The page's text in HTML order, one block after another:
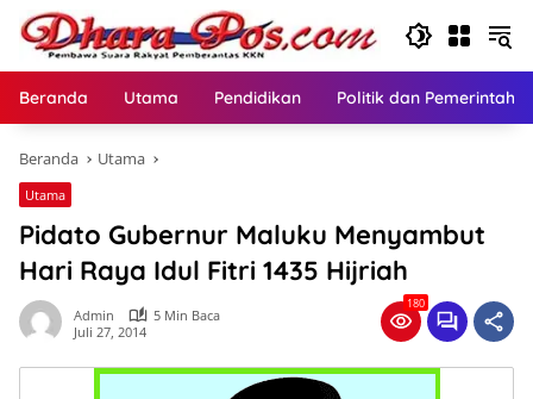
Langsung
konten
Beranda Utama Pendidikan Politik dan
Beranda Utama
Utama
Pidato Gubernur Maluku Menyambut
Hari Raya Idul Fitri 1435 Hijriah
Admin
5 Min Baca
Juli 27, 2014
180